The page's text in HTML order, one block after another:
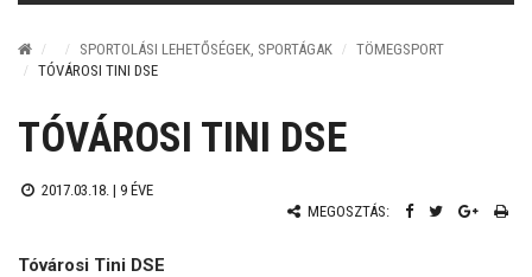
SPORTOLÁSI LEHETŐSÉGEK, SPORTÁGAK
TÖMEGSPORT
TÓVÁROSI TINI DSE
TÓVÁROSI TINI DSE
2017.03.18. | 9 ÉVE
MEGOSZTÁS:
Tóvárosi Tini DSE